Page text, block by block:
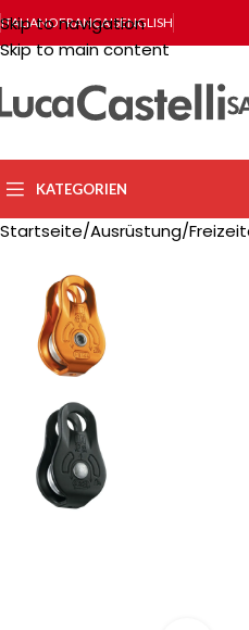
Skip to navigation
Skip to main content
ITALIANOFRANÇAISENGLISH
KATEGORIEN
Startseite Ausrüstung